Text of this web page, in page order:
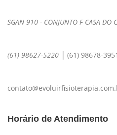
SGAN 910 - CONJUNTO F CASA DO
(61) 98627-5220 | (61) 98678-3951
Horário de Atendimento